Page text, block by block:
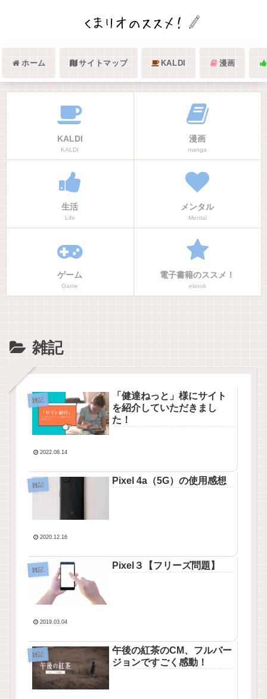
ホーム サイトマップ KALDI 漫画
KALDI
KALDI
漫画
manga
生活
Life
メンタル
Mental
ゲーム
Game
電子書籍のススメ！
ebook
雑記
雑記
「健達ねっと」様にサイト
を紹介していただきまし
た！
2022.08.14
雑記 Pixel 4a（5G）の使用感想
2020.12.16
雑記 Pixel３【フリーズ問題】
2019.03.04
雑記
午後の紅茶のCM、フルバー
ジョンですごく感動！